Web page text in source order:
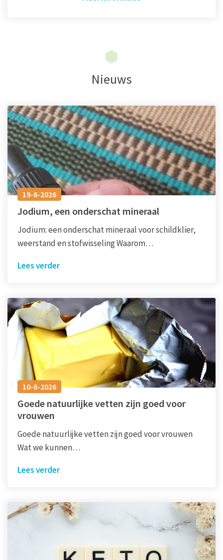
Nieuws
19-6-2026
Jodium, een onderschat mineraal
Jodium: een onderschat mineraal voor schildklier,
weerstand en stofwisseling Waarom…
Lees verder
10-6-2026
Goede natuurlijke vetten zijn goed voor
vrouwen
Goede natuurlijke vetten zijn goed voor vrouwen
Wat we kunnen…
Lees verder